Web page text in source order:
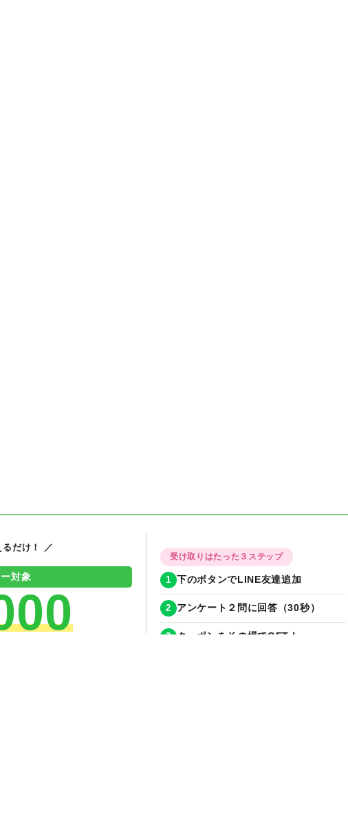
るだけ！ ／
対象
受け取りはたった３ステップ
1 下のボタンでLINE友達追加
2 アンケート２問に回答（30秒）
3 クーポンをその場でGET！